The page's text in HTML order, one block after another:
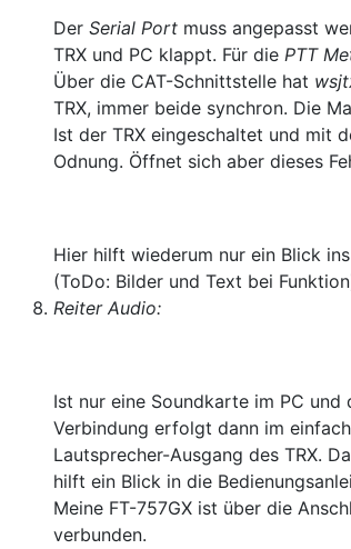
Der Serial Port muss angepasst
TRX und PC klappt. Für die PTT
Über die CAT-Schnittstelle hat
TRX, immer beide synchron. Die
Ist der TRX eingeschaltet und mit
Odnung. Öffnet sich aber dieses
Hier hilft wiederum nur ein Blick
(ToDo: Bilder und Text bei
Reiter Audio:
Ist nur eine Soundkarte im PC
Verbindung erfolgt dann im
Lautsprecher-Ausgang des TRX.
hilft ein Blick in die
Meine FT-757GX ist über die
verbunden.